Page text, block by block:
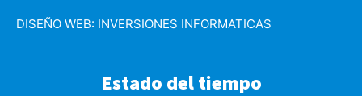
DISEÑO WEB: INVERSIONES INFORMATICAS
Estado del tiempo